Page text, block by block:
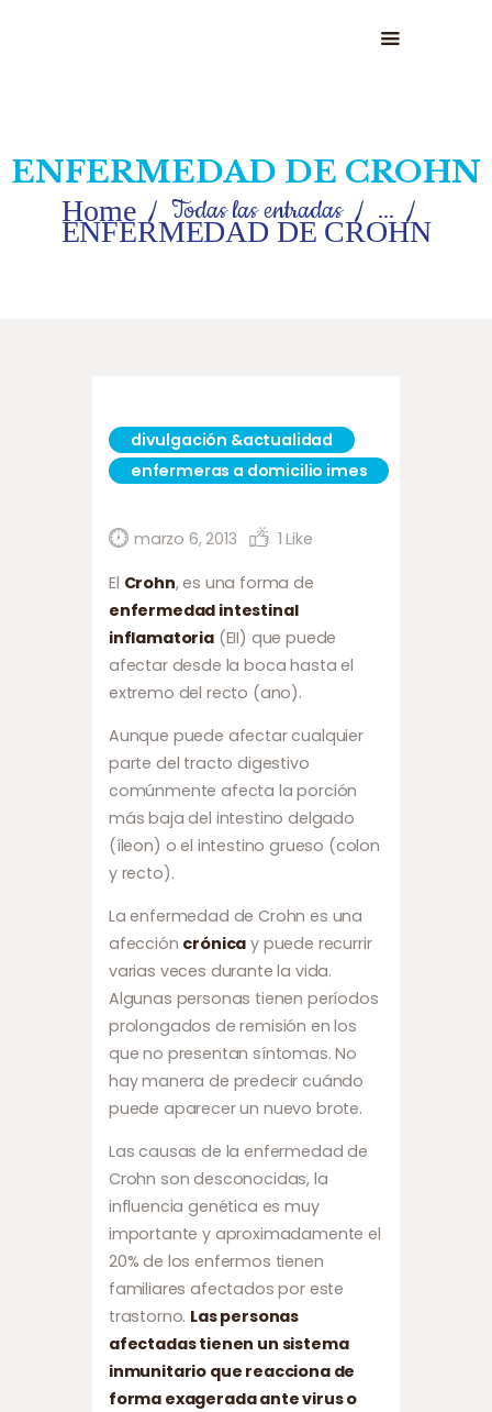
ENFERMEDAD DE CROHN
Home Todas las entradas ...
ENFERMEDAD DE CROHN
HOME
QUIÉNES SOMOS
SERVICIOS
OPINIONES
divulgación &actualidad
enfermeras a domicilio imes
marzo 6, 2013 1 Like
El Crohn, es una forma de
enfermedad intestinal
inflamatoria(EII) que puede
afectar desde la boca hasta el
extremo del recto (ano).
Aunque puede afectar cualquier
parte del tracto digestivo
comúnmente afecta la porción
más baja del intestino delgado
(íleon) o el intestino grueso (colon
y recto).
La enfermedad de Crohn es una
afección crónica y puede recurrir
varias veces durante la vida.
Algunas personas tienen períodos
prolongados de remisión en los
que no presentan síntomas. No
hay manera de predecir cuándo
puede aparecer un nuevo brote.
Las causas de la enfermedad de
Crohn son desconocidas, la
influencia genética es muy
importante y aproximadamente el
20% de los enfermos tienen
familiares afectados por este
trastorno. Las personas
afectadas tienen un sistema
inmunitario que reacciona de
forma exagerada ante virus o